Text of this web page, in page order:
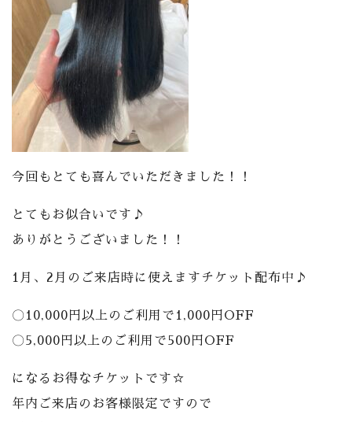
今回もとても喜んでいただきました！！
とてもお似合いです♪
ありがとうございました！！
1月、2月のご来店時に使えますチケット配布中♪
〇10,000円以上のご利用で1,000円OFF
〇5,000円以上のご利用で500円OFF
になるお得なチケットです☆
年内ご来店のお客様限定ですので